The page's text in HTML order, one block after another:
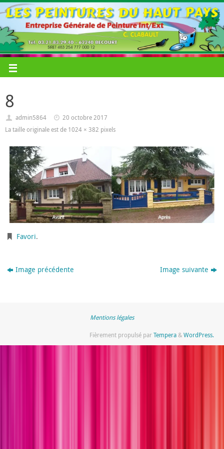
8
admin5864
20 octobre 2017
La taille originale est de 1024 × 382 pixels
Favori.
Image précédente Image suivante
Mentions légales
Fièrement propulsé parTempera&WordPress.